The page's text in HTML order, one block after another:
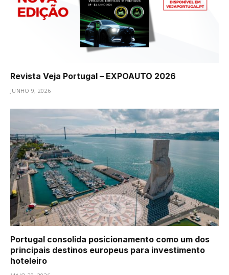
Revista Veja Portugal – EXPOAUTO 2026
JUNHO 9, 2026
Portugal consolida posicionamento como um dos
principais destinos europeus para investimento
hoteleiro